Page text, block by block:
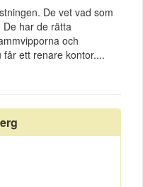
De vet vad som
De har de rätta
och
ett renare kontor....